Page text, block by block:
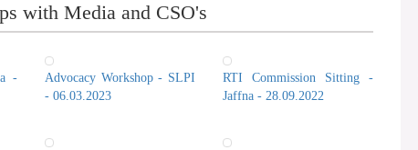
with Media and CSO's
-
Advocacy Workshop - SLPI
- 06.03.2023
RTI Commission Sitting -
Jaffna - 28.09.2022